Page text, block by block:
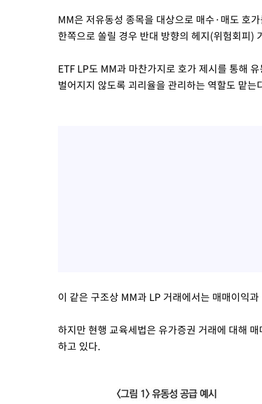
MM은 저유동성 종목을 대상으로 매수·매도 호
한쪽으로 쏠릴 경우 반대 방향의 헤지(위험회피)
ETF LP도 MM과 마찬가지로 호가 제시를 통해
벌어지지 않도록 괴리율을 관리하는 역할도 맡는
이 같은 구조상 MM과 LP 거래에서는 매매이익
하지만 현행 교육세법은 유가증권 거래에 대해
하고 있다.